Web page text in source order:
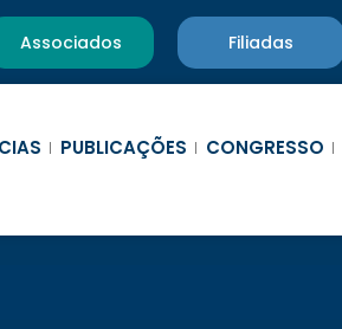
Associados Filiadas
PUBLICAÇÕES CONGRESSO